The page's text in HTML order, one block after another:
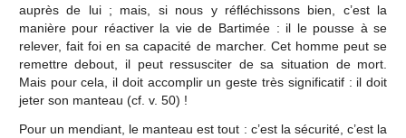
auprès de lui ; mais, si nous y réfléchissons bien, c’est la
manière pour réactiver la vie de Bartimée : il le pousse à se
relever, fait foi en sa capacité de marcher. Cet homme peut se
remettre debout, il peut ressusciter de sa situation de mort.
Mais pour cela, il doit accomplir un geste très significatif : il doit
jeter son manteau (cf. v. 50) !
Pour un mendiant, le manteau est tout : c’est la sécurité, c’est la